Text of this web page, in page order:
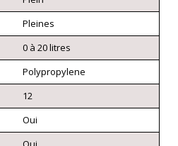
Pleines
0 à 20 litres
Polypropylene
12
Oui